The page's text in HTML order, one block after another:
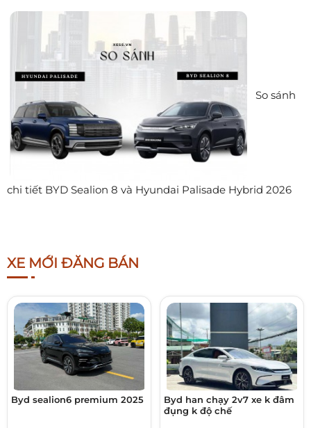
So sánh
chi tiết BYD Sealion 8 và Hyundai Palisade Hybrid 2026
XE MỚI ĐĂNG BÁN
Byd sealion6 premium 2025
Byd han chạy 2v7 xe k đâm
đụng k độ chế